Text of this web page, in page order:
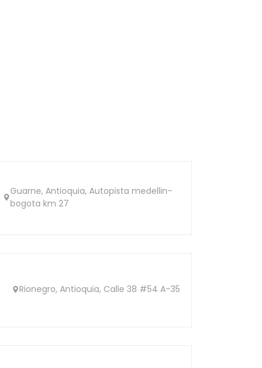
Guarne, Antioquia, Autopista medellin-
bogota km 27
Rionegro, Antioquia, Calle 38 #54 A-35